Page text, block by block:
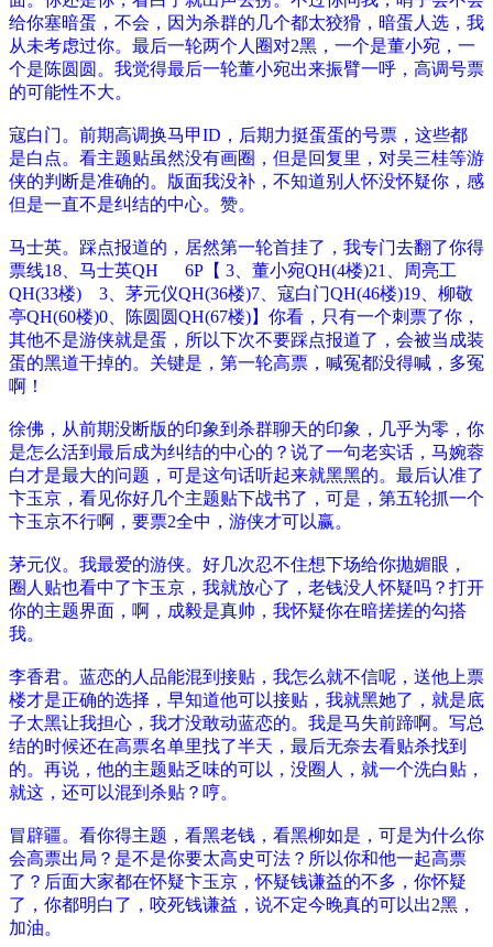
给你塞暗蛋，不会，因为杀群的几个都太狡猾，暗蛋人选，我
从未考虑过你。最后一轮两个人圈对2黑，一个是董小宛，一
个是陈圆圆。我觉得最后一轮董小宛出来振臂一呼，高调号票
的可能性不大。
寇白门。前期高调换马甲ID，后期力挺蛋蛋的号票，这些都
是白点。看主题贴虽然没有画圈，但是回复里，对吴三桂等游
侠的判断是准确的。版面我没补，不知道别人怀没怀疑你，感
但是一直不是纠结的中心。赞。
马士英。踩点报道的，居然第一轮首挂了，我专门去翻了你得
票线18、马士英QH
6P【 3、董小宛QH(4楼)21、周亮工
QH(33楼) 3、茅元仪QH(36楼)7、寇白门QH(46楼)19、柳敬
亭QH(60楼)0、陈圆圆QH(67楼)】你看，只有一个刺票了你，
其他不是游侠就是蛋，所以下次不要踩点报道了，会被当成装
蛋的黑道干掉的。关键是，第一轮高票，喊冤都没得喊，多冤
啊！
徐佛，从前期没断版的印象到杀群聊天的印象，几乎为零，你
是怎么活到最后成为纠结的中心的？说了一句老实话，马婉蓉
白才是最大的问题，可是这句话听起来就黑黑的。最后认准了
卞玉京，看见你好几个主题贴下战书了，可是，第五轮抓一个
卞玉京不行啊，要票2全中，游侠才可以赢。
茅元仪。我最爱的游侠。好几次忍不住想下场给你抛媚眼，
圈人贴也看中了卞玉京，我就放心了，老钱没人怀疑吗？打开
你的主题界面，啊，成毅是真帅，我怀疑你在暗搓搓的勾搭
我。
李香君。蓝恋的人品能混到接贴，我怎么就不信呢，送他上票
楼才是正确的选择，早知道他可以接贴，我就黑她了，就是底
子太黑让我担心，我才没敢动蓝恋的。我是马失前蹄啊。写总
结的时候还在高票名单里找了半天，最后无奈去看贴杀找到
的。再说，他的主题贴乏味的可以，没圈人，就一个洗白贴，
就这，还可以混到杀贴？哼。
冒辟疆。看你得主题，看黑老钱，看黑柳如是，可是为什么你
会高票出局？是不是你要太高史可法？所以你和他一起高票
了？后面大家都在怀疑卞玉京，怀疑钱谦益的不多，你怀疑
了，你都明白了，咬死钱谦益，说不定今晚真的可以出2黑，
加油。